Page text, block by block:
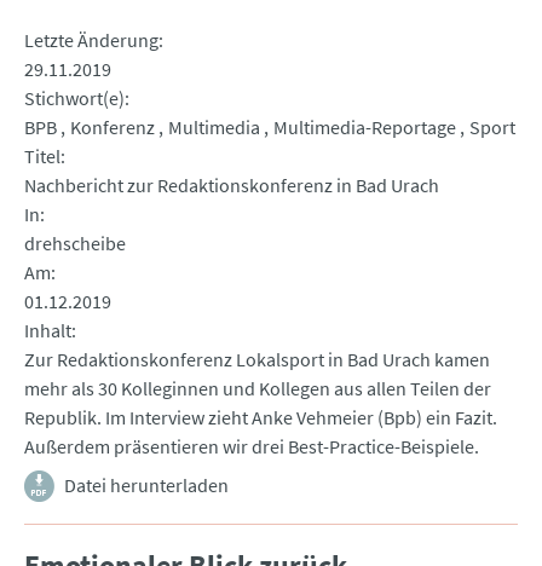
Letzte Änderung
29.11.2019
Stichwort(e)
BPB Konferenz Multimedia Multimedia-Reportage Sport
Titel
Nachbericht zur Redaktionskonferenz in Bad Urach
In
drehscheibe
Am
01.12.2019
Inhalt
Zur Redaktionskonferenz Lokalsport in Bad Urach kamen
mehr als 30 Kolleginnen und Kollegen aus allen Teilen der
Republik. Im Interview zieht Anke Vehmeier (Bpb) ein Fazit.
Außerdem präsentieren wir drei Best-Practice-Beispiele.
Datei herunterladen